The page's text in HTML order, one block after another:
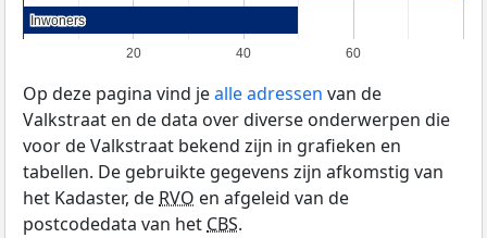
20 40 60
Inwoners
Inwoners
Op deze pagina vind jealle adressen van de
Valkstraat en de data over diverse onderwerpen die
voor de Valkstraat bekend zijn in grafieken en
tabellen. De gebruikte gegevens zijn afkomstig van
het Kadaster, deRVO en afgeleid van de
postcodedata van hetCBS.